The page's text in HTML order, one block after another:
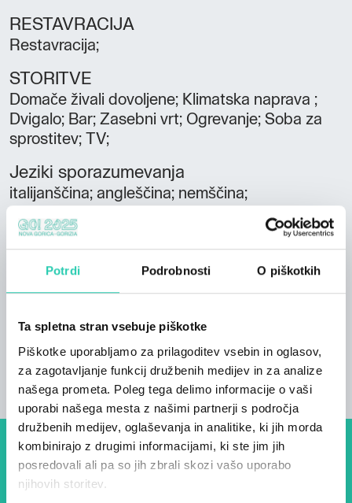
Potrdi Podrobnosti O piškotkih
Ta spletna stran vsebuje piškotke
Piškotke uporabljamo za prilagoditev vsebin in oglasov,
za zagotavljanje funkcij družbenih medijev in za analize
našega prometa. Poleg tega delimo informacije o vaši
uporabi našega mesta z našimi partnerji s področja
družbenih medijev, oglaševanja in analitike, ki jih morda
kombinirajo z drugimi informacijami, ki ste jim jih
posredovali ali pa so jih zbrali skozi vašo uporabo
njihovih storitev.
RESTAVRACIJA
Restavracija;
STORITVE
Domače živali dovoljene; Klimatska naprava ;
Dvigalo; Bar; Zasebni vrt; Ogrevanje; Soba za
sprostitev; TV;
Jeziki sporazumevanja
italijanščina; angleščina; nemščina;
Sobe
4
Kopalnice
Postelje
Dogodki, članki in zgodbe iz
evropske prestolnice kulture